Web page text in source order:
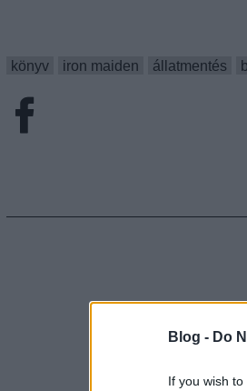
Blog - Do
If you wish
könyv
iron maiden állatmentés